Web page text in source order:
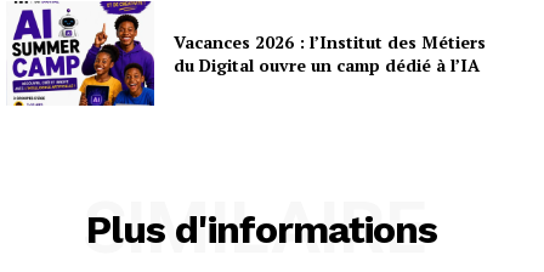
Vacances 2026 : l’Institut des Métiers
du Digital ouvre un camp dédié à l’IA
Plus d'informations
SIMILAIRE